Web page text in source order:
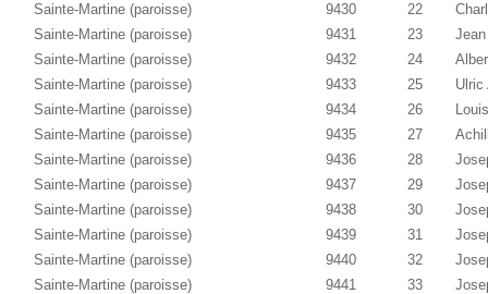
Sainte-Martine (paroisse)
9430 22
Sainte-Martine (paroisse)
9431 23
Sainte-Martine (paroisse)
9432 24
Sainte-Martine (paroisse)
9433 25
Ulric
Sainte-Martine (paroisse)
9434 26
Sainte-Martine (paroisse)
9435 27
Sainte-Martine (paroisse)
9436 28
Sainte-Martine (paroisse)
9437 29
Sainte-Martine (paroisse)
9438 30
Sainte-Martine (paroisse)
9439 31
Sainte-Martine (paroisse)
9440 32
Sainte-Martine (paroisse)
9441 33